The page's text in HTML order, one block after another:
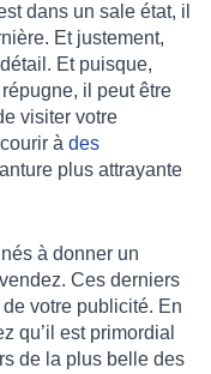
dans un sale état, il
Et justement,
Et puisque,
il peut être
visiter votre
à des
plus attrayante
à donner un
Ces derniers
votre publicité. En
qu’il est primordial
de la plus belle des